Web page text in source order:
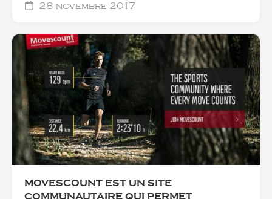
28 novembre 2017
MOVESCOUNT EST UN SITE
COMMUNAUTAIRE QUI PERMET